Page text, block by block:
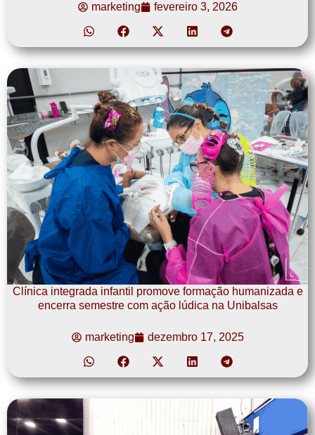
marketing fevereiro 3, 2026
Clínica integrada infantil promove formação humanizada e
encerra semestre com ação lúdica na Unibalsas
marketing dezembro 17, 2025